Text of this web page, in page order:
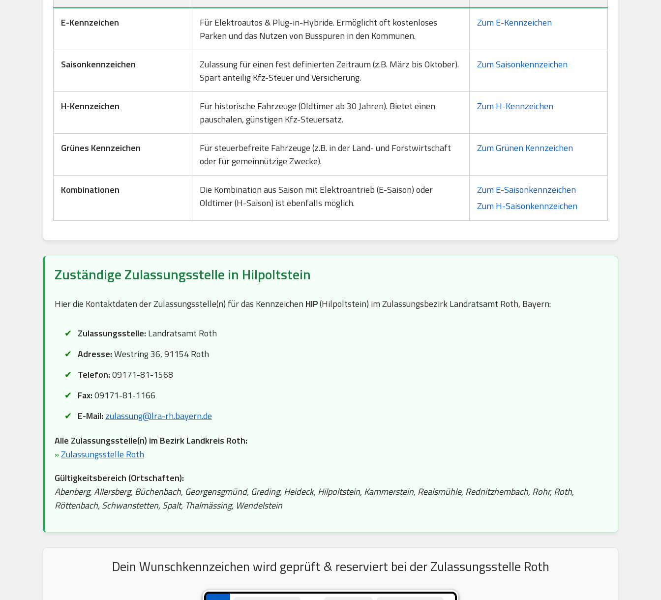
E-Kennzeichen
Für Elektroautos & Plug-in-Hybride. Ermöglicht oft kostenloses
Parken und das Nutzen von Busspuren in den Kommunen.
Zum E-Kennzeichen
Saisonkennzeichen
Zulassung für einen fest definierten Zeitraum (z.B. März bis Oktober).
Spart anteilig Kfz-Steuer und Versicherung.
Zum Saisonkennzeichen
H-Kennzeichen
Für historische Fahrzeuge (Oldtimer ab 30 Jahren). Bietet einen
pauschalen, günstigen Kfz-Steuersatz.
Zum H-Kennzeichen
Grünes Kennzeichen
Für steuerbefreite Fahrzeuge (z.B. in der Land- und Forstwirtschaft
oder für gemeinnützige Zwecke).
Zum Grünen Kennzeichen
Kombinationen
Die Kombination aus Saison mit Elektroantrieb (E-Saison) oder
Oldtimer (H-Saison) ist ebenfalls möglich.
Zum E-Saisonkennzeichen
Zum H-Saisonkennzeichen
Zuständige Zulassungsstelle in Hilpoltstein
Hier die Kontaktdaten der Zulassungsstelle(n) für das Kennzeichen HIP(Hilpoltstein) im Zulassungsbezirk Landratsamt Roth, Bayern:
Zulassungsstelle: Landratsamt Roth
Adresse:Westring 36, 91154 Roth
Telefon:09171-81-1568
Fax:09171-81-1166
E-Mail: zulassung@lra-rh.bayern.de
Alle Zulassungsstelle(n) im Bezirk Landkreis Roth:
»Zulassungsstelle Roth
Gültigkeitsbereich (Ortschaften):
Abenberg, Allersberg, Büchenbach, Georgensgmünd, Greding, Heideck, Hilpoltstein, Kammerstein, Realsmühle, Rednitzhembach, Rohr, Roth,
Röttenbach, Schwanstetten, Spalt, Thalmässing, Wendelstein
Dein Wunschkennzeichen wird geprüft & reserviert bei der Zulassungsstelle Roth